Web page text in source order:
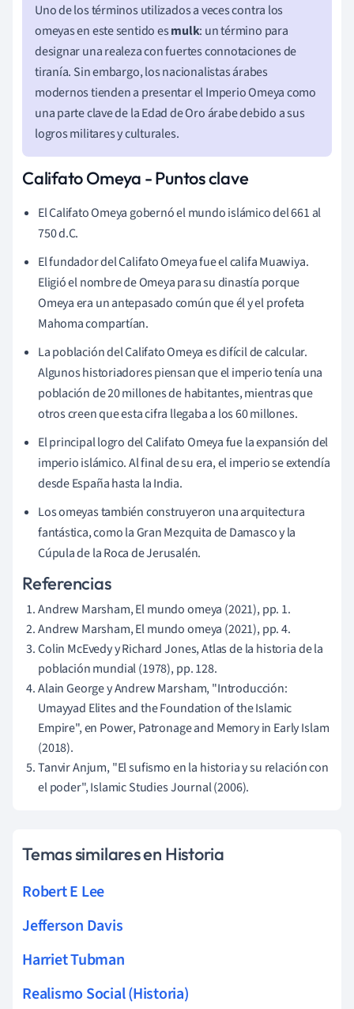
Uno de los términos utilizados a veces contra los
omeyas en este sentido esmulk: un término para
designar una realeza con fuertes connotaciones de
tiranía. Sin embargo, los nacionalistas árabes
modernos tienden a presentar el Imperio Omeya como
una parte clave de la Edad de Oro árabe debido a sus
logros militares y culturales.
Califato Omeya - Puntos clave
El Califato Omeya gobernó el mundo islámico del 661 al
750 d.C.
El fundador del Califato Omeya fue el califa Muawiya.
Eligió el nombre de Omeya para su dinastía porque
Omeya era un antepasado común que él y el profeta
Mahoma compartían.
La población del Califato Omeya es difícil de calcular.
Algunos historiadores piensan que el imperio tenía una
población de 20 millones de habitantes, mientras que
otros creen que esta cifra llegaba a los 60 millones.
El principal logro del Califato Omeya fue la expansión del
imperio islámico. Al final de su era, el imperio se extendía
desde España hasta la India.
Los omeyas también construyeron una arquitectura
fantástica, como la Gran Mezquita de Damasco y la
Cúpula de la Roca de Jerusalén.
Referencias
Andrew Marsham, El mundo omeya (2021), pp. 1.
Andrew Marsham, El mundo omeya (2021), pp. 4.
Colin McEvedy y Richard Jones, Atlas de la historia de la
población mundial (1978), pp. 128.
Alain George y Andrew Marsham, "Introducción:
Umayyad Elites and the Foundation of the Islamic
Empire", en Power, Patronage and Memory in Early Islam
(2018).
Tanvir Anjum, "El sufismo en la historia y su relación con
el poder", Islamic Studies Journal (2006).
Temas similares en Historia
Robert E Lee
Jefferson Davis
Harriet Tubman
Realismo Social (Historia)